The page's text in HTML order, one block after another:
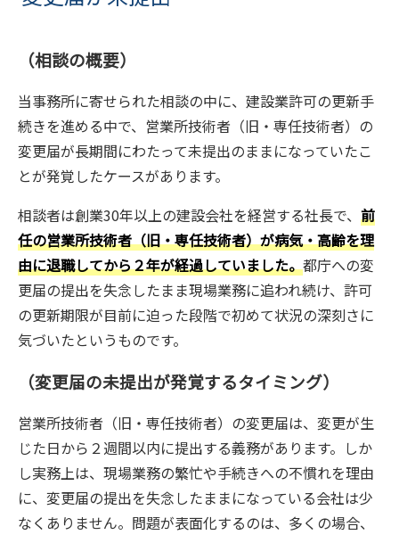
（相談の概要）
当事務所に寄せられた相談の中に、建設業許可の更新手
続きを進める中で、営業所技術者（旧・専任技術者）の
変更届が長期間にわたって未提出のままになっていたこ
とが発覚したケースがあります。
相談者は創業30年以上の建設会社を経営する社長で、 前
任の営業所技術者（旧・専任技術者）が病気・高齢を理
由に退職してから２年が経過していました。都庁への変
更届の提出を失念したまま現場業務に追われ続け、許可
の更新期限が目前に迫った段階で初めて状況の深刻さに
気づいたというものです。
（変更届の未提出が発覚するタイミング）
営業所技術者（旧・専任技術者）の変更届は、変更が生
じた日から２週間以内に提出する義務があります。しか
し実務上は、現場業務の繁忙や手続きへの不慣れを理由
に、変更届の提出を失念したままになっている会社は少
なくありません。問題が表面化するのは、多くの場合、